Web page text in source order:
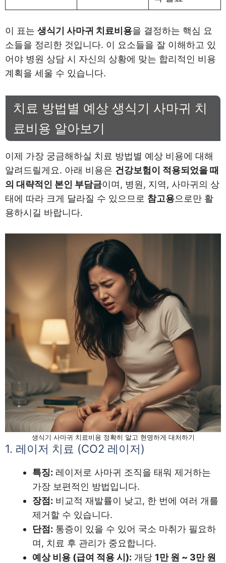
이 표는 생식기 사마귀 치료비용을 결정하는 핵심 요
소들을 정리한 것입니다. 이 요소들을 잘 이해하고 있
어야 병원 상담 시 자신의 상황에 맞는 합리적인 비용
계획을 세울 수 있습니다.
치료 방법별 예상 생식기 사마귀 치
료비용 알아보기
이제 가장 궁금해하실 치료 방법별 예상 비용에 대해
알려드릴게요. 아래 비용은 건강보험이 적용되었을 때
의 대략적인 본인 부담금이며, 병원, 지역, 사마귀의 상
태에 따라 크게 달라질 수 있으므로 참고용으로만 활
용하시길 바랍니다.
생식기 사마귀 치료비용 정확히 알고 현명하게 대처하기
1. 레이저 치료 (CO2 레이저)
특징: 레이저로 사마귀 조직을 태워 제거하는
가장 보편적인 방법입니다.
장점: 비교적 재발률이 낮고, 한 번에 여러 개를
제거할 수 있습니다.
단점: 통증이 있을 수 있어 국소 마취가 필요하
며, 치료 후 관리가 중요합니다.
예상 비용 (급여 적용 시): 개당 1만 원 ~ 3만 원